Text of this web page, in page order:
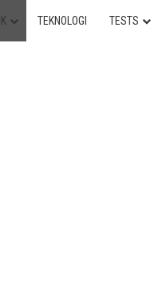
TEKNOLOGI TESTS